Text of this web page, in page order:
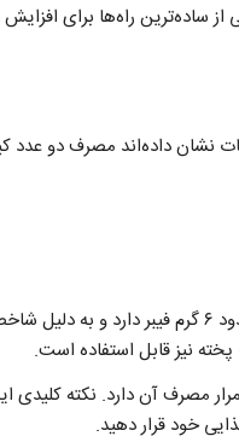
ساده‌ترین راه‌ها برای
نشان داده‌اند مصرف دو عدد
گلابی یکی از میوه‌های کمتر مورد توجه اما بسیار مفید است. هر عدد گلابی
نیز قابل استفاده است.
مصرف آن دارد. نکته کلیدی
خود قرار دهید.